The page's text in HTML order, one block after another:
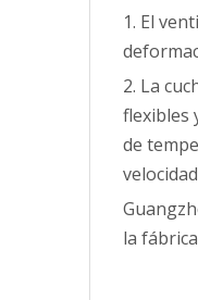
1. El
2. La
flexibles
de
la